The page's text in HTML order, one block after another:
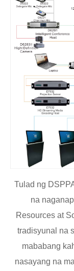
Tulad ng
na
Resources at
tradisyunal na
mababang
nasayang na